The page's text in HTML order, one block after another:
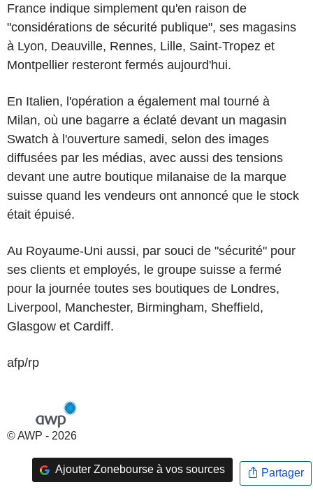
France indique simplement qu'en raison de
"considérations de sécurité publique", ses magasins
à Lyon, Deauville, Rennes, Lille, Saint-Tropez et
Montpellier resteront fermés aujourd'hui.
En Italien, l'opération a également mal tourné à
Milan, où une bagarre a éclaté devant un magasin
Swatch à l'ouverture samedi, selon des images
diffusées par les médias, avec aussi des tensions
devant une autre boutique milanaise de la marque
suisse quand les vendeurs ont annoncé que le stock
était épuisé.
Au Royaume-Uni aussi, par souci de "sécurité" pour
ses clients et employés, le groupe suisse a fermé
pour la journée toutes ses boutiques de Londres,
Liverpool, Manchester, Birmingham, Sheffield,
Glasgow et Cardiff.
afp/rp
© AWP - 2026
Ajouter Zonebourse à vos sources Partager